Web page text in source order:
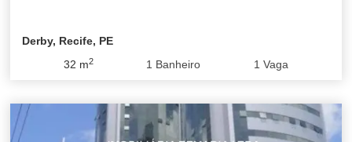
Derby, Recife, PE
32 m2 1 Banheiro 1 Vaga